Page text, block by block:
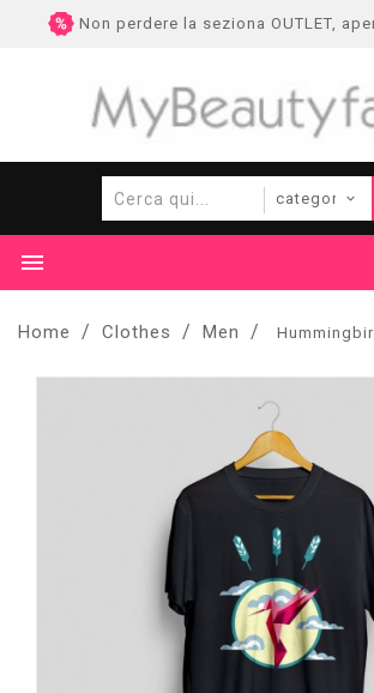
Non perdere la seziona OUTLET,

Home Clothes Men